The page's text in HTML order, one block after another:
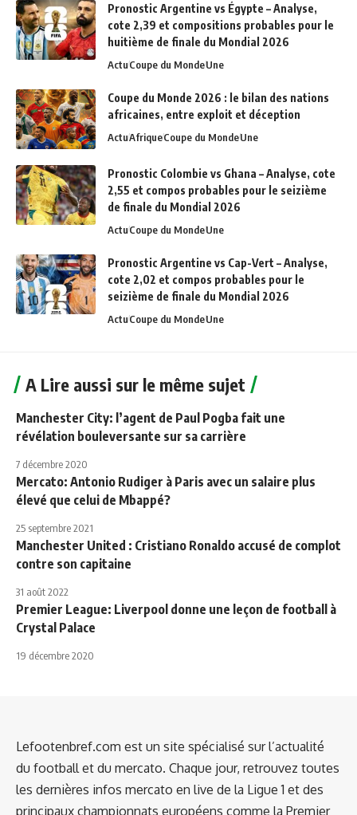
Pronostic Argentine vs Égypte – Analyse,
cote 2,39 et compositions probables pour le
huitième de finale du Mondial 2026
ActuCoupe du MondeUne
Coupe du Monde 2026 : le bilan des nations
africaines, entre exploit et déception
ActuAfriqueCoupe du MondeUne
Pronostic Colombie vs Ghana – Analyse, cote
2,55 et compos probables pour le seizième
de finale du Mondial 2026
ActuCoupe du MondeUne
Pronostic Argentine vs Cap-Vert – Analyse,
cote 2,02 et compos probables pour le
seizième de finale du Mondial 2026
ActuCoupe du MondeUne
A Lire aussi sur le même sujet
Manchester City: l’agent de Paul Pogba fait une
révélation bouleversante sur sa carrière
7 décembre 2020
Mercato: Antonio Rudiger à Paris avec un salaire plus
élevé que celui de Mbappé?
25 septembre 2021
Manchester United : Cristiano Ronaldo accusé de complot
contre son capitaine
31 août 2022
Premier League: Liverpool donne une leçon de football à
Crystal Palace
19 décembre 2020
Lefootenbref.com est un site spécialisé sur l’actualité
du football et du mercato. Chaque jour, retrouvez toutes
les dernières infos mercato en live de la Ligue 1 et des
principaux championnats européens comme la Premier